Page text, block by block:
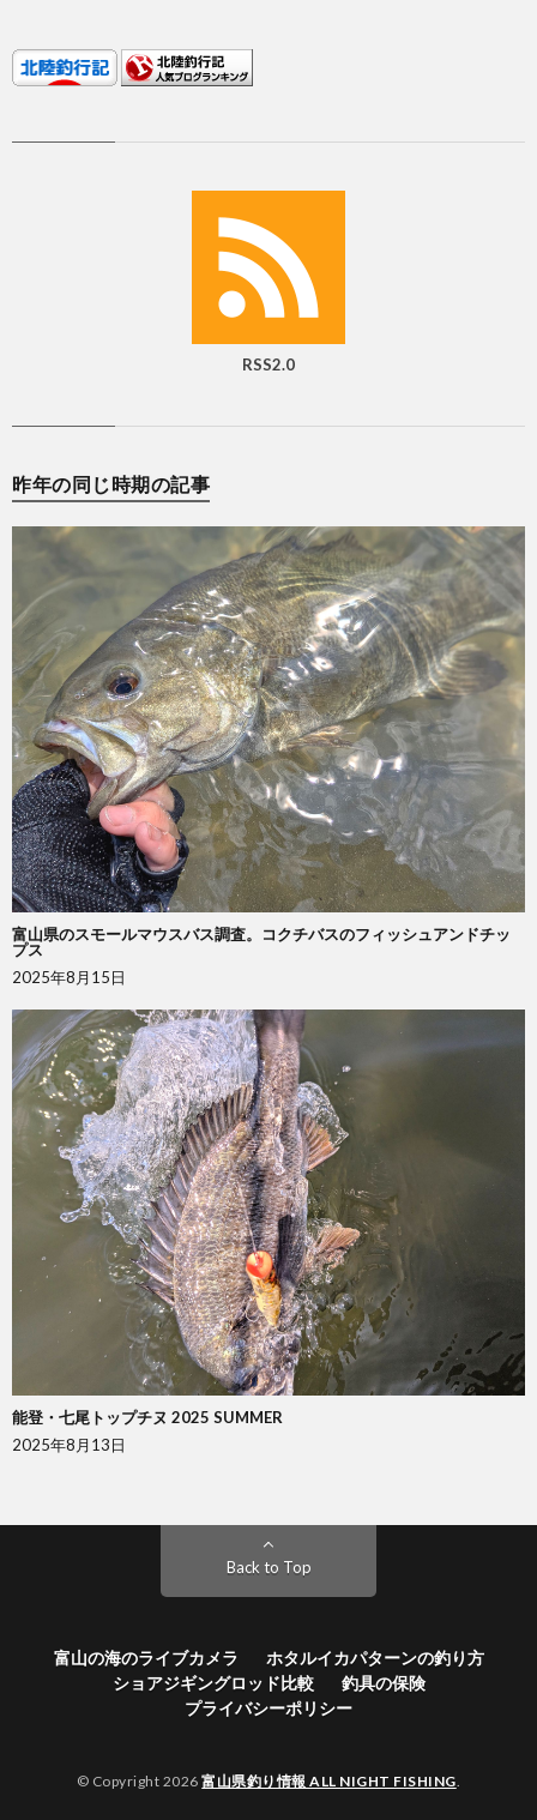
RSS2.0
昨年の同じ時期の記事
富山県のスモールマウスバス調査。コクチバスのフィッシュアンドチッ
プス
2025年8月15日
能登・七尾トップチヌ 2025 SUMMER
2025年8月13日
Back to Top
富山の海のライブカメラ
ホタルイカパターンの釣り方
ショアジギングロッド比較
釣具の保険
プライバシーポリシー
© Copyright 2026富山県釣り情報 ALL NIGHT FISHING